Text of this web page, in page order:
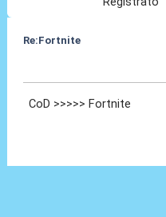
Re:Fortnite
CoD >>>>> Fortnite